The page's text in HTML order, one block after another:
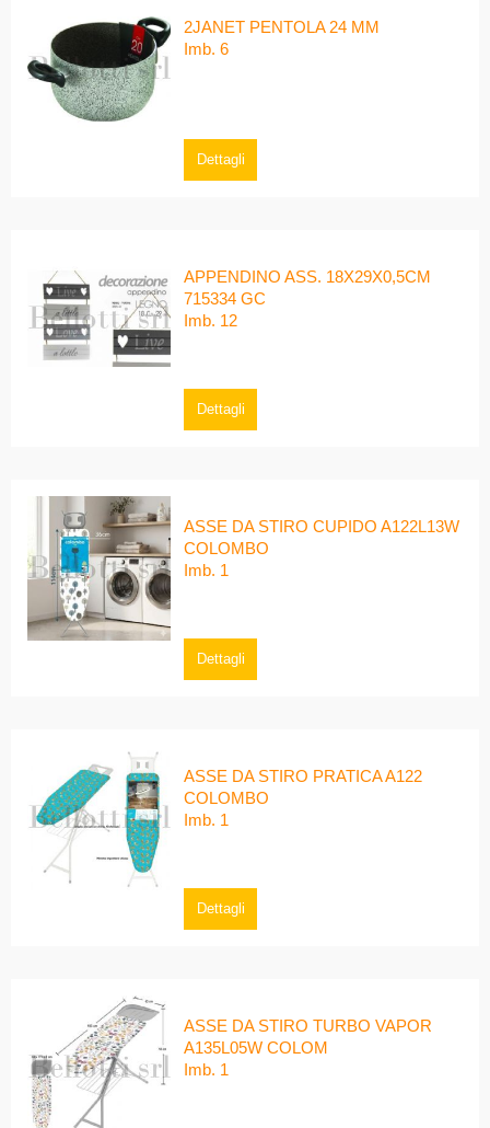
2JANET PENTOLA 24 MM
Imb. 6
Dettagli
APPENDINO ASS. 18X29X0,5CM
715334 GC
Imb. 12
Dettagli
ASSE DA STIRO CUPIDO A122L13W
COLOMBO
Imb. 1
Dettagli
ASSE DA STIRO PRATICA A122
COLOMBO
Imb. 1
Dettagli
ASSE DA STIRO TURBO VAPOR
A135L05W COLOM
Imb. 1